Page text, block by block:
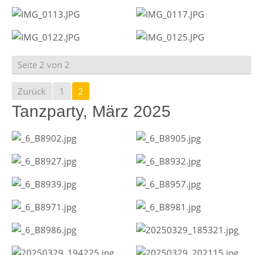
Seite 2 von 2
Zurück 1 2
Tanzparty, März 2025